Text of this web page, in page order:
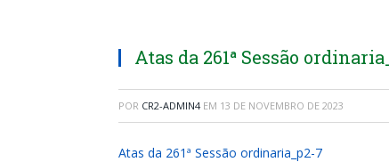
Atas da 261ª Sessão
POR CR2-ADMIN4 EM 13 DE NOVEMBRO DE 2023
Atas da 261ª Sessão ordinaria_p2-7